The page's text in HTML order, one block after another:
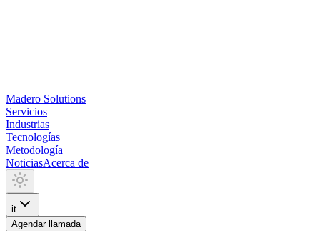
Madero Solutions
Servicios
Industrias
Tecnologías
Metodología
NoticiasAcerca de
it
Agendar llamada